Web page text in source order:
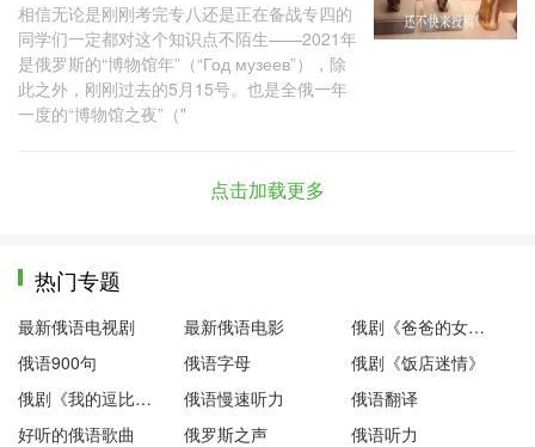
相信无论是刚刚考完专八还是正在备战专四的
同学们一定都对这个知识点不陌生——2021年
是俄罗斯的“博物馆年”（“Год музеев”），除
此之外，刚刚过去的5月15号。也是全俄一年
一度的“博物馆之夜”（"
点击加载更多
热门专题
最新俄语电视剧 最新俄语电影
俄剧《爸爸的女儿们》
俄语900句
俄语字母
俄剧《饭店迷情》
俄剧《我的逗比老师》
俄语慢速听力
俄语翻译
好听的俄语歌曲
俄罗斯之声
俄语听力